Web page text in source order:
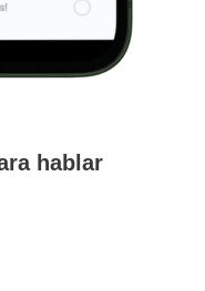
hablar